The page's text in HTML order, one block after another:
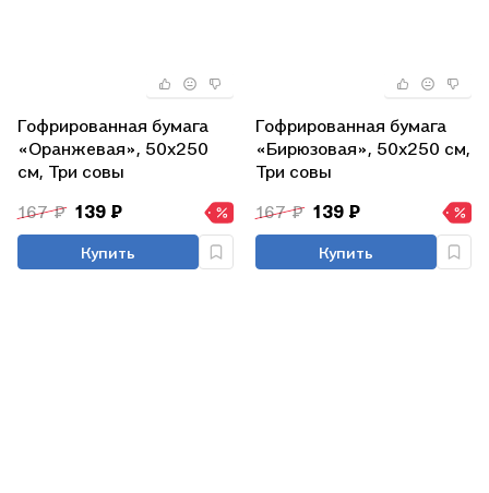
Гофрированная бумага
«Оранжевая», 50х250
см, Три совы
167 ₽ 139 ₽
Купить
Гофрированная бумага
«Бирюзовая», 50х250 см,
Три совы
167 ₽ 139 ₽
Купить